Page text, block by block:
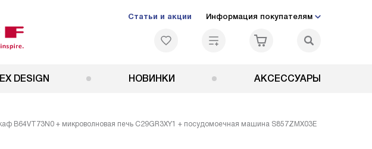
Статьи и акции Информация покупателям
DESIGN НОВИНКИ АКСЕССУАРЫ
B64VT73N0 + микроволновая печь C29GR3XY1 + посудомоечная машина S857ZMX03E